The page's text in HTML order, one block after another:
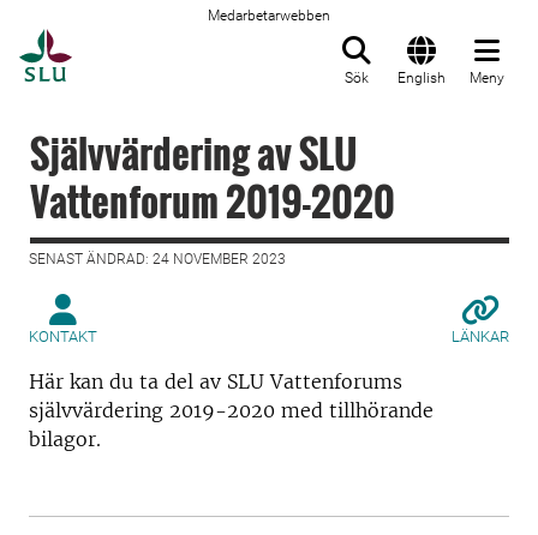
Medarbetarwebben
Sök English Meny
Självvärdering av SLU
Vattenforum 2019-2020
SENAST ÄNDRAD: 24 NOVEMBER 2023
KONTAKT LÄNKAR
Här kan du ta del av SLU Vattenforums
självvärdering 2019-2020 med tillhörande
bilagor.